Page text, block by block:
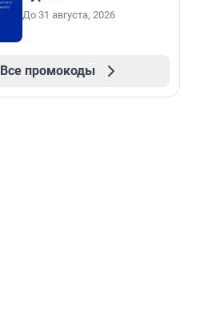
До 31 августа, 2026
Все промокоды